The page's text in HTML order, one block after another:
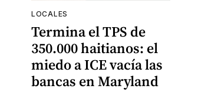
LOCALES
Termina el TPS de
350.000 haitianos: el
miedo a ICE vacía las
bancas en Maryland